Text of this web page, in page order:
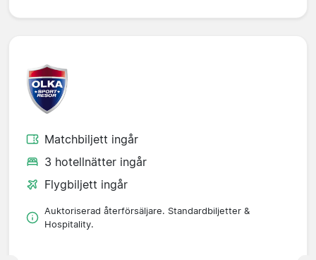
Matchbiljett ingår
3 hotellnätter ingår
Flygbiljett ingår
Auktoriserad återförsäljare. Standardbiljetter &
Hospitality.